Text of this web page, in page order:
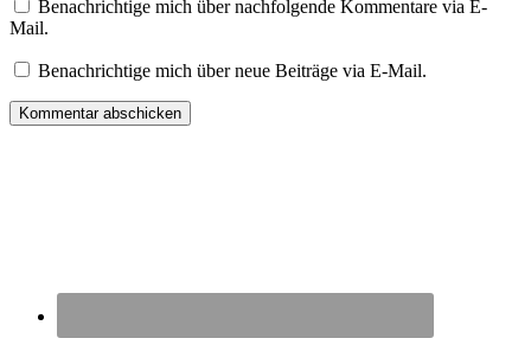
Benachrichtige mich über nachfolgende Kommentare via E-
Mail.
Benachrichtige mich über neue Beiträge via E-Mail.